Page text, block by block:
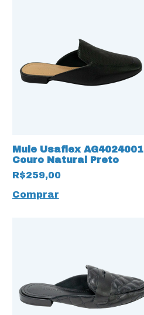
Mule Usaflex AG4024001
Couro Natural Preto
R$259,00
Comprar